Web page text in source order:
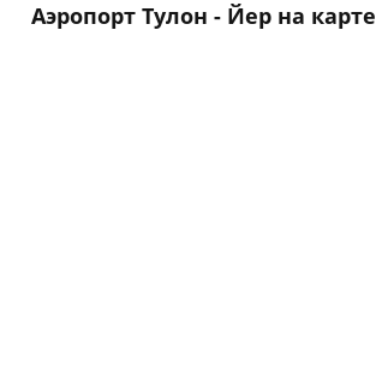
Аэропорт Тулон - Йер на карте